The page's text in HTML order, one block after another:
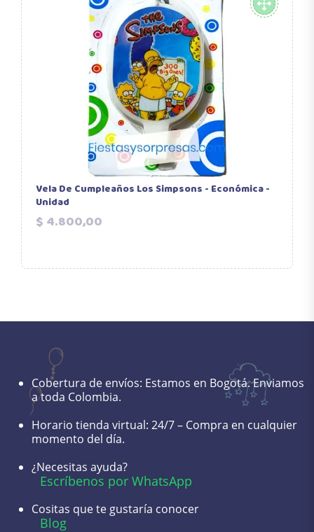
Vela De Cumpleaños Los Simpsons - Económica -
Unidad
$ 4.800,00
Cobertura de envíos: Estamos en Bogotá. Enviamos
a toda Colombia.
Horario tienda virtual: 24/7 – Compra en cualquier
momento del día.
¿Necesitas ayuda?
Escríbenos por WhatsApp
Cositas que te gustaría conocer
Blog